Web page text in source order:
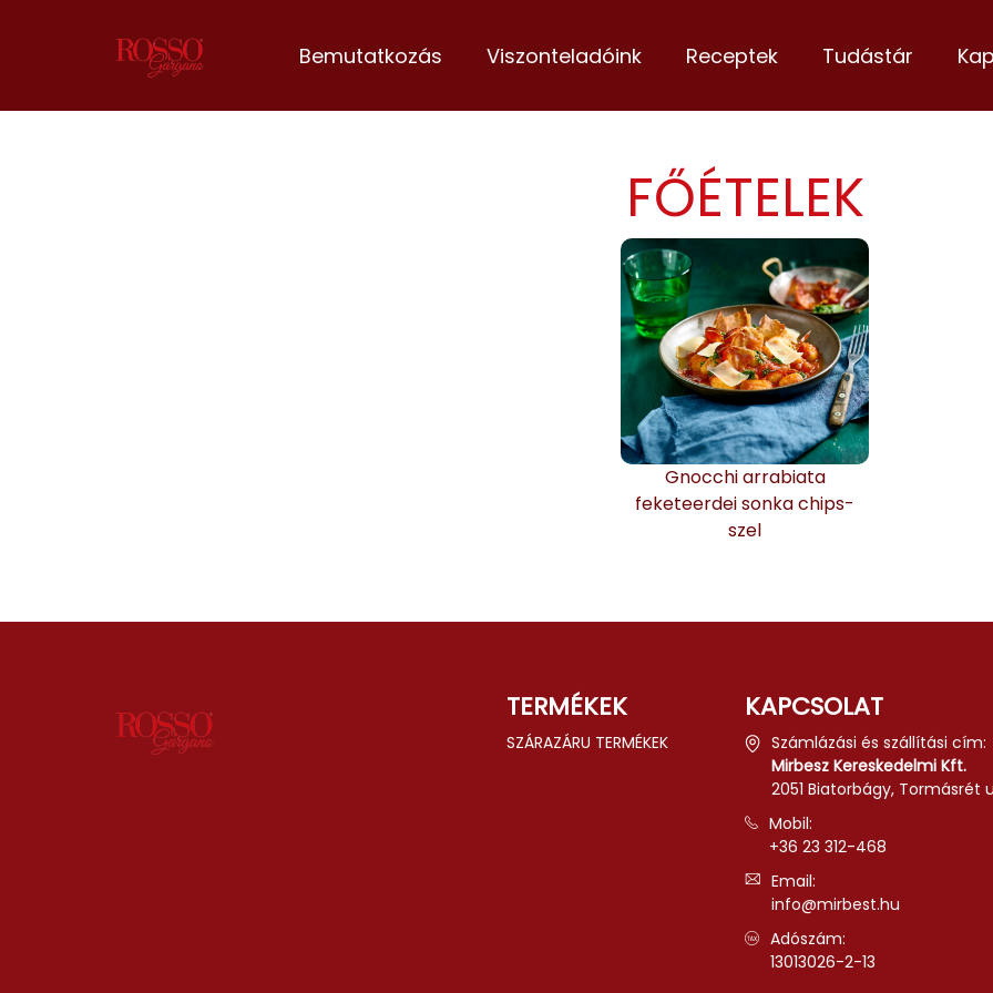
Bemutatkozás Viszonteladóink Receptek Tudástár
FŐÉTELEK
Gnocchi arrabiata
feketeerdei sonka chips-
szel
TERMÉKEK
SZÁRAZÁRU TERMÉKEK
KAPCSOLAT
Számlázási és szállítási cím:
Mirbesz Kereskedelmi Kft.
2051 Biatorbágy, Tormásrét
Mobil:
+36 23 312-468
Email:
info@mirbest.hu
Adószám:
13013026-2-13